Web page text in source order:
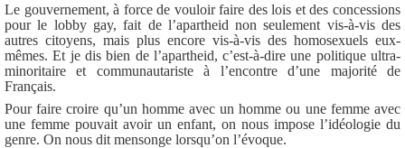
Le gouvernement, à force de vouloir faire des lois et des concessions
pour le lobby gay, fait de l’apartheid non seulement vis-à-vis des
autres citoyens, mais plus encore vis-à-vis des homosexuels eux-
mêmes. Et je dis bien de l’apartheid, c’est-à-dire une politique ultra-
minoritaire et communautariste à l’encontre d’une majorité de
Français.
Pour faire croire qu’un homme avec un homme ou une femme avec
une femme pouvait avoir un enfant, on nous impose l’idéologie du
genre. On nous dit mensonge lorsqu’on l’évoque.